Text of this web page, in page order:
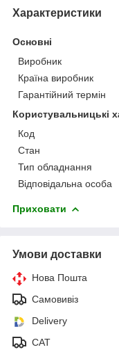
Характеристики
Основні
Виробник
Країна виробник
Гарантійний термін
Користувальницькі
Код
Стан
Тип обладнання
Відповідальна особа
Приховати
Умови доставки
Нова Пошта
Самовивіз
Delivery
САТ